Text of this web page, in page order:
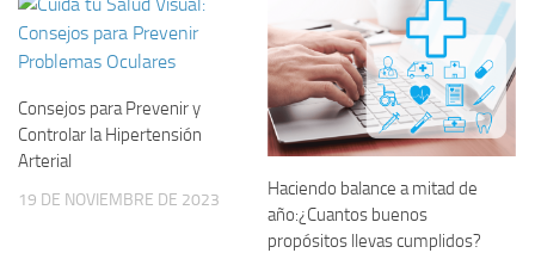
Consejos para Prevenir y
Controlar la Hipertensión
Arterial
19 DE NOVIEMBRE DE 2023
Haciendo balance a mitad de
año:¿Cuantos buenos
propósitos llevas cumplidos?